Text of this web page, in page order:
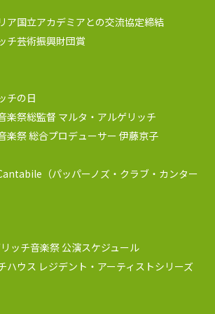
ア国立アカデミアとの交流協定締結
チ芸術振興財団賞
チの日
楽祭総監督 マルタ・アルゲリッチ
楽祭 総合プロデューサー 伊藤京子
（パッパーノズ・クラブ・カンター
ッチ音楽祭 公演スケジュール
ハウス レジデント・アーティストシリーズ